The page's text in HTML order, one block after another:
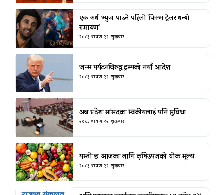
एक अर्ब भ्युज पाउने पहिलो फिल्म ट्रेलर बन्यो
रामायण’
२०८३ श्रावण २२, शुक्रबार
जन्म पर्यटनविरुद्ध ट्रम्पको नयाँ आदेश
२०८३ श्रावण २२, शुक्रबार
अब प्रदेश सांसदका स्वकीयलाई पनि सुविधा
२०८३ श्रावण २२, शुक्रबार
यस्तो छ आजका लागि कृषिउपजको थोक मूल्य
२०८३ श्रावण २२, शुक्रबार